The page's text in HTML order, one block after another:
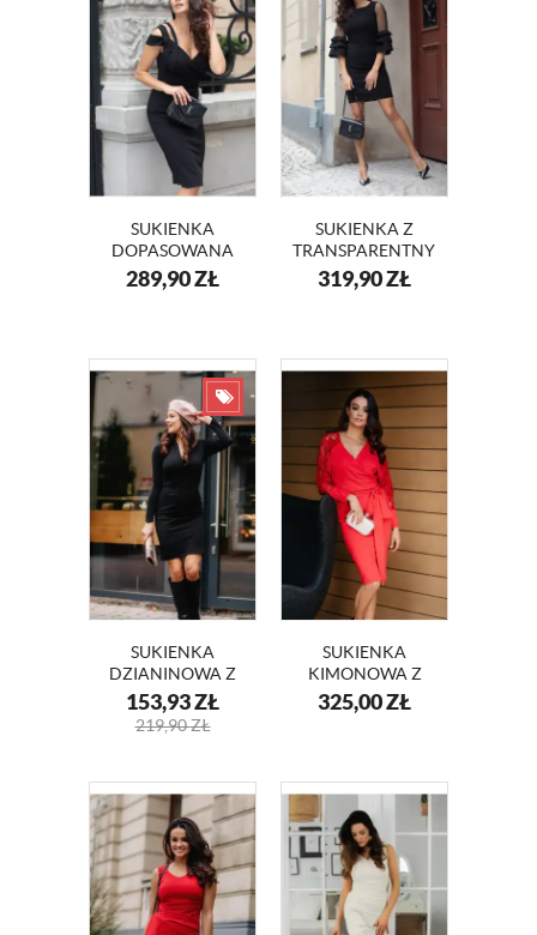
SUKIENKA
DOPASOWANA
CZARNA RITA
KM347
289,90ZŁ
SUKIENKA Z
TRANSPARENTNYMI
RĘKAWAMI BELLA
KM343
319,90ZŁ
SUKIENKA
DZIANINOWA Z
DEKOLTEM KM08
153,93ZŁ
219,90ZŁ
SUKIENKA
KIMONOWA Z
KORONKOWYMI
RĘKAWAMI
325,00ZŁ